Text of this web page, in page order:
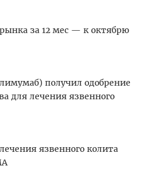
за 12 мес — к октябрю
получил одобрение
для лечения язвенного
язвенного колита